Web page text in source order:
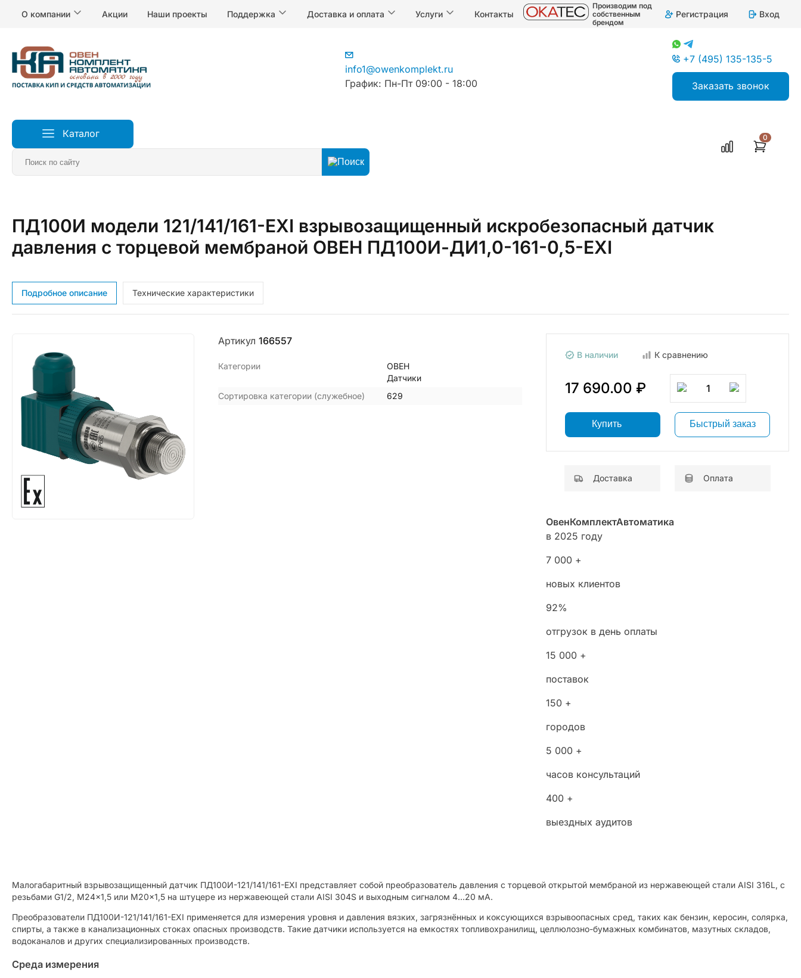
О компании Акции Наши проекты Поддержка Доставка и оплата Услуги Контакты
Производим под
собственным
брендом
Регистрация Вход
info1@owenkomplekt.ru
График: Пн-Пт 09:00 - 18:00
+7 (495) 135-135-5
Заказать звонок
Каталог 0
Главная Датчики
ПД100И модели 121/141/161-EXI взрывозащищенный искробезопасный датчик
давления с торцевой мембраной ОВЕН ПД100И-ДИ1,0-161-0,5-ЕХI
Подробное описание Технические характеристики
Артикул 166557
Категории
ОВЕН
Датчики
Сортировка категории (служебное)
629
В наличии К сравнению
17 690.00 ₽ 1
Купить Быстрый заказ
Доставка Оплата
ОвенКомплектАвтоматика
в 2025 году
7 000 +
новых клиентов
92%
отгрузок в день оплаты
15 000 +
поставок
150 +
городов
5 000 +
часов консультаций
400 +
выездных аудитов
Малогабаритный взрывозащищенный датчик ПД100И-121/141/161-EXI представляет собой преобразователь давления с торцевой открытой мембраной из нержавеющей стали AISI 316L, с
резьбами G1/2, M24×1,5 или M20×1,5 на штуцере из нержавеющей стали AISI 304S и выходным сигналом 4…20 мА.
Преобразователи ПД100И-121/141/161-EXI применяется для измерения уровня и давления вязких, загрязнённых и коксующихся взрывоопасных сред, таких как бензин, керосин, солярка,
спирты, а также в канализационных стоках опасных производств. Такие датчики используется на емкостях топливохранилищ, целлюлозно-бумажных комбинатов, мазутных складов,
водоканалов и других специализированных производств.
Среда измерения